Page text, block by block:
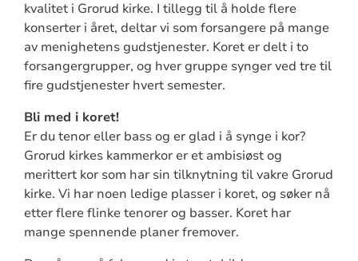
kvalitet i Grorud kirke. I tillegg til å holde flere
konserter i året, deltar vi som forsangere på mange
av menighetens gudstjenester. Koret er delt i to
forsangergrupper, og hver gruppe synger ved tre til
fire gudstjenester hvert semester.
Bli med i koret!
Er du tenor eller bass og er glad i å synge i kor?
Grorud kirkes kammerkor er et ambisiøst og
merittert kor som har sin tilknytning til vakre Grorud
kirke. Vi har noen ledige plasser i koret, og søker nå
etter flere flinke tenorer og basser. Koret har
mange spennende planer fremover.